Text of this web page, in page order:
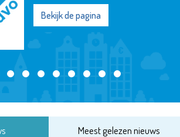
Bekijk de pagina
Meest gelezen nieuws